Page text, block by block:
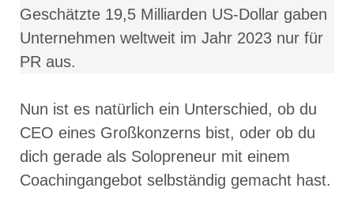
Geschätzte 19,5 Milliarden US-Dollar gaben
Unternehmen weltweit im Jahr 2023 nur für
PR aus.
Nun ist es natürlich ein Unterschied, ob du
CEO eines Großkonzerns bist, oder ob du
dich gerade als Solopreneur mit einem
Coachingangebot selbständig gemacht hast.